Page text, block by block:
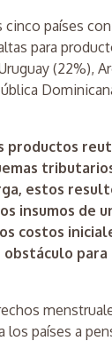
cinco países
para
(22%),
productos
estos
insumos de
costos
para
los países a